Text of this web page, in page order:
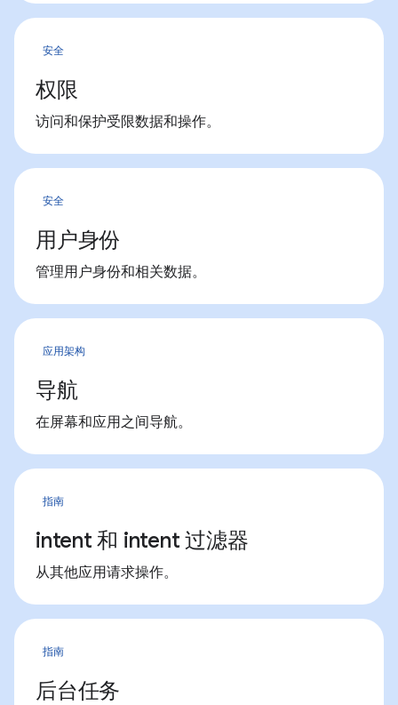
安全
权限
访问和保护受限数据和操作。
安全
用户身份
管理用户身份和相关数据。
应用架构
导航
在屏幕和应用之间导航。
指南
intent 和 intent 过滤器
从其他应用请求操作。
指南
后台任务